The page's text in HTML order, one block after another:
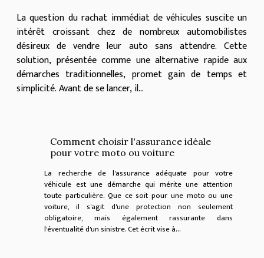
La question du rachat immédiat de véhicules suscite un
intérêt croissant chez de nombreux automobilistes
désireux de vendre leur auto sans attendre. Cette
solution, présentée comme une alternative rapide aux
démarches traditionnelles, promet gain de temps et
simplicité. Avant de se lancer, il...
Comment choisir l'assurance idéale
pour votre moto ou voiture
La recherche de l'assurance adéquate pour votre
véhicule est une démarche qui mérite une attention
toute particulière. Que ce soit pour une moto ou une
voiture, il s'agit d'une protection non seulement
obligatoire, mais également rassurante dans
l'éventualité d'un sinistre. Cet écrit vise à...